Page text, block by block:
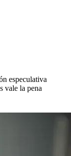
especulativa
vale la pena